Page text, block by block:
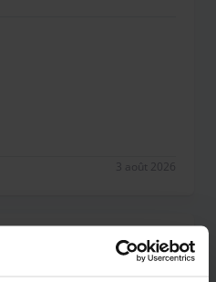
3 août 2026
8